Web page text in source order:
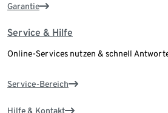
Garantie
Service & Hilfe
Online-Services nutzen & schnell
Service-Bereich
Hilfe & Kontakt